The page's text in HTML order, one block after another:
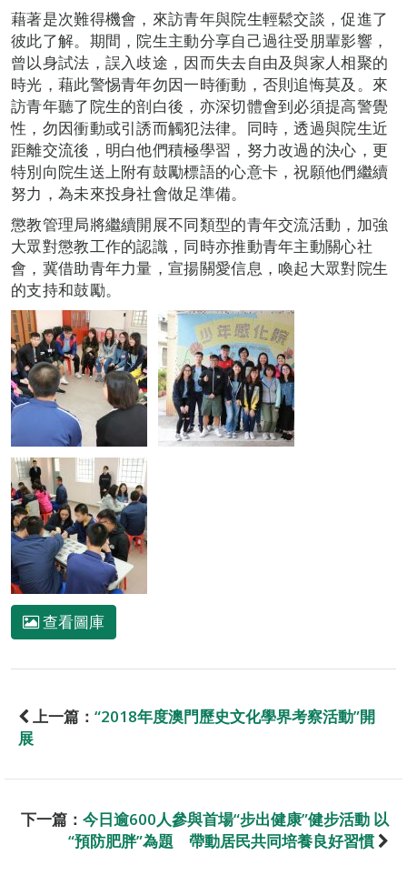
藉著是次難得機會，來訪青年與院生輕鬆交談，促進了
彼此了解。期間，院生主動分享自己過往受朋輩影響，
曾以身試法，誤入歧途，因而失去自由及與家人相聚的
時光，藉此警惕青年勿因一時衝動，否則追悔莫及。來
訪青年聽了院生的剖白後，亦深切體會到必須提高警覺
性，勿因衝動或引誘而觸犯法律。同時，透過與院生近
距離交流後，明白他們積極學習，努力改過的決心，更
特別向院生送上附有鼓勵標語的心意卡，祝願他們繼續
努力，為未來投身社會做足準備。
懲教管理局將繼續開展不同類型的青年交流活動，加強
大眾對懲教工作的認識，同時亦推動青年主動關心社
會，冀借助青年力量，宣揚關愛信息，喚起大眾對院生
的支持和鼓勵。
查看圖庫
上一篇： “2018年度澳門歷史文化學界考察活動”開
展
下一篇： 今日逾600人參與首場“步出健康”健步活動 以
“預防肥胖”為題 帶動居民共同培養良好習慣